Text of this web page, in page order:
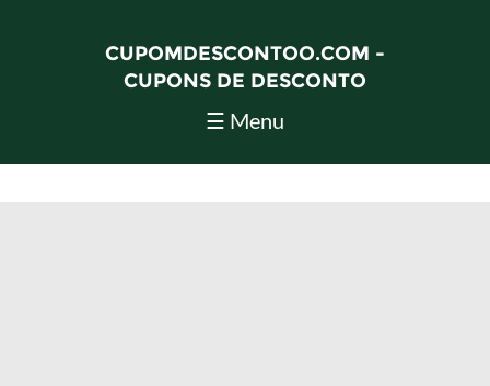
CUPOMDESCONTOO.COM -
CUPONS DE DESCONTO
☰ Menu